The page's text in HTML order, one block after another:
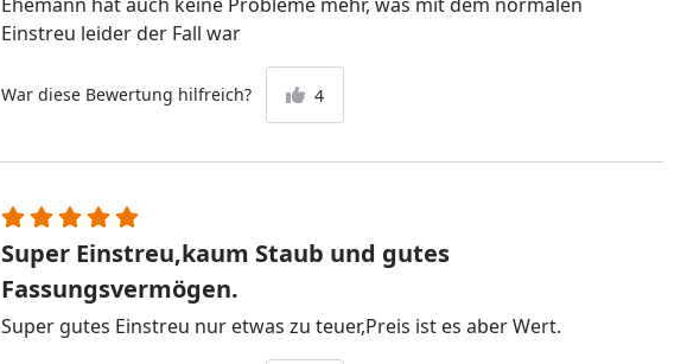
Einstreu leider der Fall war
War diese Bewertung hilfreich? 4
Super Einstreu,kaum Staub und gutes
Fassungsvermögen.
Super gutes Einstreu nur etwas zu teuer,Preis ist es aber Wert.